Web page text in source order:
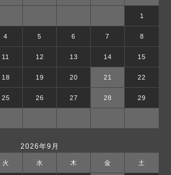
1
4 5 6 7 8
11 12 13 14 15
18 19 20 21 22
25 26 27 28 29
2026年9月
火 水 木 金 土